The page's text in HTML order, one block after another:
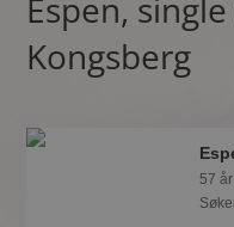
Espen,
Kongsberg
57